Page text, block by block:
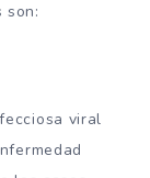
son:
viral